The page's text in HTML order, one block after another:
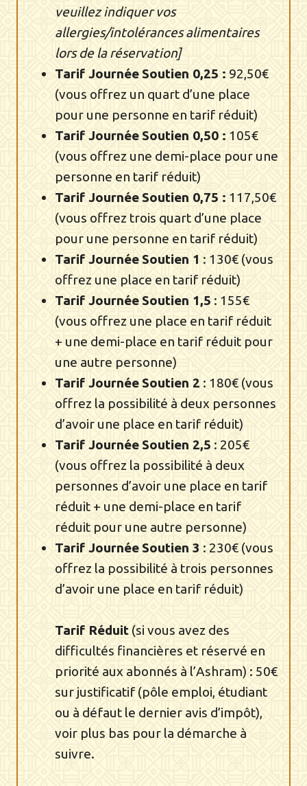
veuillez indiquer vos
allergies/intolérances alimentaires
lors de la réservation]
Tarif JournéeSoutien 0,25 : 92,50€
(vous offrez un quart d’une place
pour une personne en tarif réduit)
Tarif Journée Soutien 0,50 : 105€
(vous offrez une demi-place pour une
personne en tarif réduit)
Tarif Journée Soutien 0,75 : 117,50€
(vous offrez trois quart d’une place
pour une personne en tarif réduit)
Tarif Journée Soutien 1 : 130€ (vous
offrez une place en tarif réduit)
Tarif Journée Soutien 1,5 : 155€
(vous offrez une place en tarif réduit
+ une demi-place en tarif réduit pour
une autre personne)
Tarif Journée Soutien 2 : 180€ (vous
offrez la possibilité à deux personnes
d’avoir une place en tarif réduit)
Tarif Journée Soutien 2,5 : 205€
(vous offrez la possibilité à deux
personnes d’avoir une place en tarif
réduit + une demi-place en tarif
réduit pour une autre personne)
Tarif Journée Soutien 3 : 230€ (vous
offrez la possibilité à trois personnes
d’avoir une place en tarif réduit)
Tarif Réduit (si vous avez des
difficultés financières et réservé en
priorité aux abonnés à l’Ashram) : 50€
sur justificatif (pôle emploi, étudiant
ou à défaut le dernier avis d’impôt),
voir plus bas pour la démarche à
suivre.